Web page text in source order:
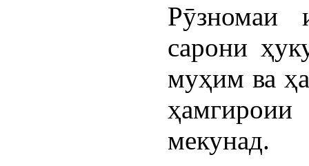
Рӯзномаи
сарони
муҳим ва
мекунад.